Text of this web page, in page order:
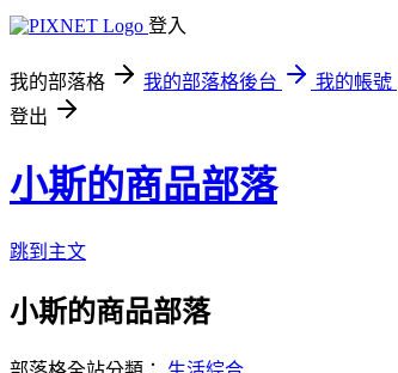
登入
我的部落格 我的部落格後台
我的帳號
登出
小斯的商品部落
跳到主文
小斯的商品部落